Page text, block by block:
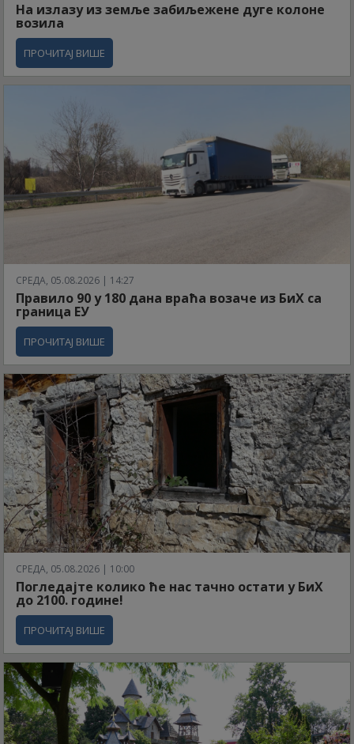
На излазу из земље забиљежене дуге колоне
возила
ПРОЧИТАЈ ВИШЕ
СРЕДА, 05.08.2026 | 14:27
Правило 90 у 180 дана враћа возаче из БиХ са
граница ЕУ
ПРОЧИТАЈ ВИШЕ
СРЕДА, 05.08.2026 | 10:00
Погледајте колико ће нас тачно остати у БиХ
до 2100. године!
ПРОЧИТАЈ ВИШЕ